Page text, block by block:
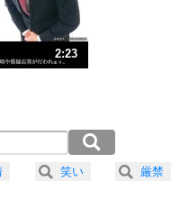
るもの。
法
怒りを優しさで表現する。
2:23
笑い 厳禁